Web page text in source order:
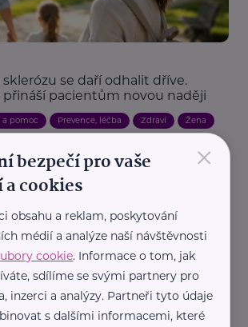
se daří odhalit dříve.
přináší pacientům novou naději
a pomoc Prevence, léčba Zdraví Žena
Úspěch léčby závisí i na
×
bezpečí pro vaše
cookies
obsahu a reklam, poskytování
médií a analýze naší návštěvnosti
cookie. Informace o tom, jak
sdílíme se svými partnery pro
inzerci a analýzy. Partneři tyto údaje
s dalšími informacemi, které